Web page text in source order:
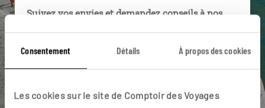
Consentement Détails À propos des cookies
Les cookies sur le site de Comptoir des Voyages
Suivez vos envies et demandez conseils à nos
Ils sauront organiser votre itinéraire au plus
près de vos envies et de la réalité du pays.
connectés en agence, mais aussi par email ou